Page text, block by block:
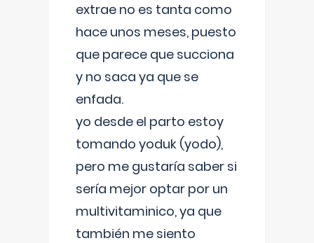
extrae no es tanta como
hace unos meses, puesto
que parece que succiona
y no saca ya que se
enfada.
yo desde el parto estoy
tomando yoduk (yodo),
pero me gustaría saber si
sería mejor optar por un
multivitaminico, ya que
también me siento